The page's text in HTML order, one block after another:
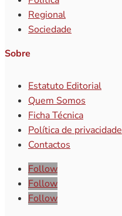
Regional
Sociedade
Sobre
Estatuto Editorial
Quem Somos
Ficha Técnica
Política de privacidade
Contactos
Follow
Follow
Follow